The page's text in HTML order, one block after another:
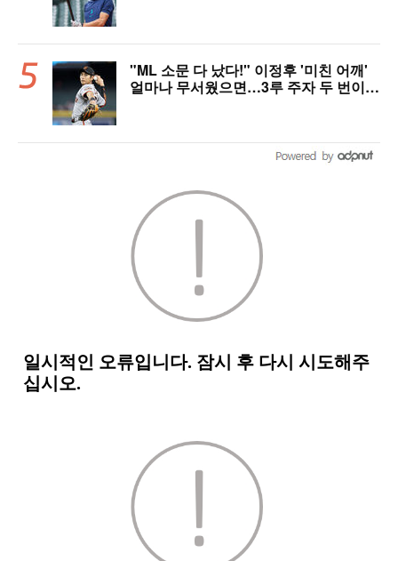
"ML 소문 다 났다!" 이정후 '미친 어깨'
얼마나 무서웠으면…3루 주자 두 번이나